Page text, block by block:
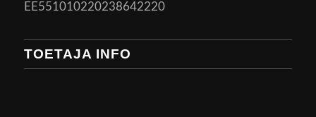
EE551010220238642220
TOETAJA INFO